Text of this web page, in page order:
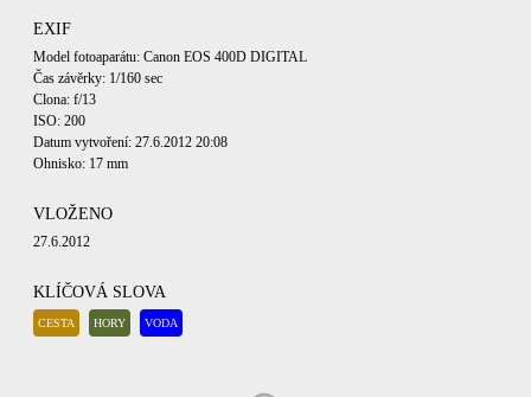
EXIF
Model fotoaparátu: Canon EOS 400D DIGITAL
Čas závěrky: 1/160 sec
Clona: f/13
ISO: 200
Datum vytvoření: 27.6.2012 20:08
Ohnisko: 17 mm
VLOŽENO
27.6.2012
KLÍČOVÁ SLOVA
CESTA HORY VODA